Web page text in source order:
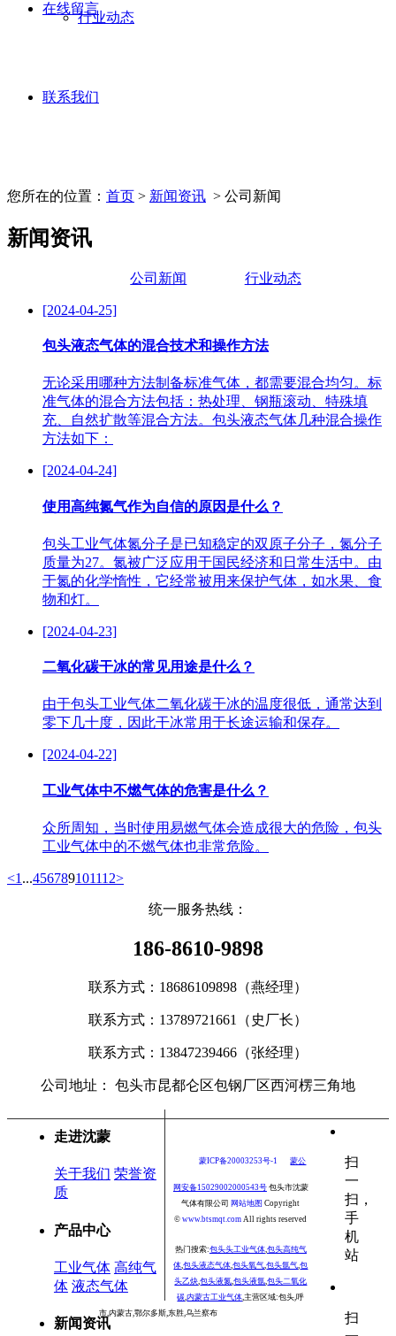
行业动态
在线留言
联系我们
您所在的位置： 首页 > 新闻资讯 > 公司新闻
新闻资讯
公司新闻 行业动态
[2024-04-25]
包头液态气体的混合技术和操作方法
无论采用哪种方法制备标准气体，都需要混合均匀。标
准气体的混合方法包括：热处理、钢瓶滚动、特殊填
充、自然扩散等混合方法。包头液态气体几种混合操作
方法如下：
[2024-04-24]
使用高纯氮气作为自信的原因是什么？
包头工业气体氮分子是已知稳定的双原子分子，氮分子
质量为27。氮被广泛应用于国民经济和日常生活中。由
于氮的化学惰性，它经常被用来保护气体，如水果、食
物和灯。
[2024-04-23]
二氧化碳干冰的常见用途是什么？
由于包头工业气体二氧化碳干冰的温度很低，通常达到
零下几十度，因此干冰常用于长途运输和保存。
[2024-04-22]
工业气体中不燃气体的危害是什么？
众所周知，当时使用易燃气体会造成很大的危险，包头
工业气体中的不燃气体也非常危险。
<1 ...456789101112>
统一服务热线：
186-8610-9898
联系方式：18686109898（燕经理）
联系方式： 13789721661（史厂长）
联系方式： 13847239466（张经理）
公司地址： 包头市昆都仑区包钢厂区西河楞三角地
走进沈蒙
关于我们 荣誉资
质
产品中心
工业气体 高纯气
体 液态气体
新闻资讯
扫
一
扫，
手
机
站
扫
蒙ICP备20003253号-1 蒙公
网安备15029002000543号包头市沈蒙
气体有限公司 网站地图 Copyright
©www.btsmqt.com All rights reserved
热门搜索:包头头工业气体, 包头高纯气
体 ,包头液态气体 ,包头氧气 ,包头氩气 ,包
头乙炔 ,包头液氮 ,包头液氩 ,包头二氧化
碳 ,内蒙古工业气体 ,主营区域:包头,呼
市,内蒙古,鄂尔多斯,东胜,乌兰察布